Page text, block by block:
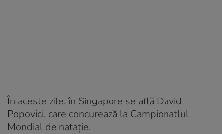
În aceste zile, în Singapore se află David
Popovici, care concurează la Campionatlul
Mondial de natație.